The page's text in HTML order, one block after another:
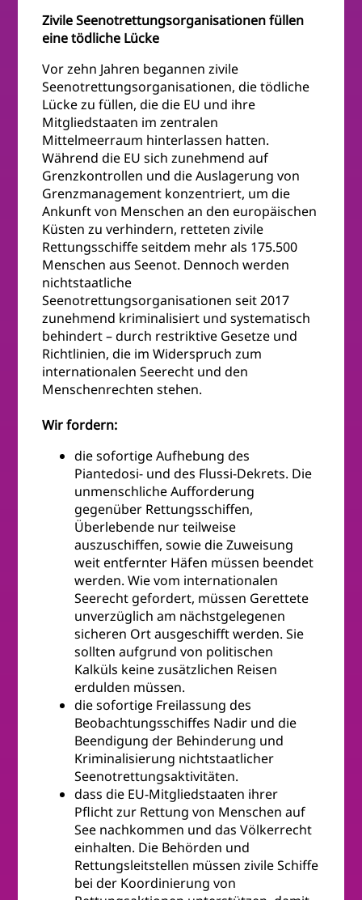
Zivile Seenotrettungsorganisationen füllen
eine tödliche Lücke
Vor zehn Jahren begannen zivile
Seenotrettungsorganisationen, die tödliche
Lücke zu füllen, die die EU und ihre
Mitgliedstaaten im zentralen
Mittelmeerraum hinterlassen hatten.
Während die EU sich zunehmend auf
Grenzkontrollen und die Auslagerung von
Grenzmanagement konzentriert, um die
Ankunft von Menschen an den europäischen
Küsten zu verhindern, retteten zivile
Rettungsschiffe seitdem mehr als 175.500
Menschen aus Seenot. Dennoch werden
nichtstaatliche
Seenotrettungsorganisationen seit 2017
zunehmend kriminalisiert und systematisch
behindert – durch restriktive Gesetze und
Richtlinien, die im Widerspruch zum
internationalen Seerecht und den
Menschenrechten stehen.
Wir fordern:
die sofortige Aufhebung des
Piantedosi- und des Flussi-Dekrets. Die
unmenschliche Aufforderung
gegenüber Rettungsschiffen,
Überlebende nur teilweise
auszuschiffen, sowie die Zuweisung
weit entfernter Häfen müssen beendet
werden. Wie vom internationalen
Seerecht gefordert, müssen Gerettete
unverzüglich am nächstgelegenen
sicheren Ort ausgeschifft werden. Sie
sollten aufgrund von politischen
Kalküls keine zusätzlichen Reisen
erdulden müssen.
die sofortige Freilassung des
Beobachtungsschiffes Nadir und die
Beendigung der Behinderung und
Kriminalisierung nichtstaatlicher
Seenotrettungsaktivitäten.
dass die EU-Mitgliedstaaten ihrer
Pflicht zur Rettung von Menschen auf
See nachkommen und das Völkerrecht
einhalten. Die Behörden und
Rettungsleitstellen müssen zivile Schiffe
bei der Koordinierung von